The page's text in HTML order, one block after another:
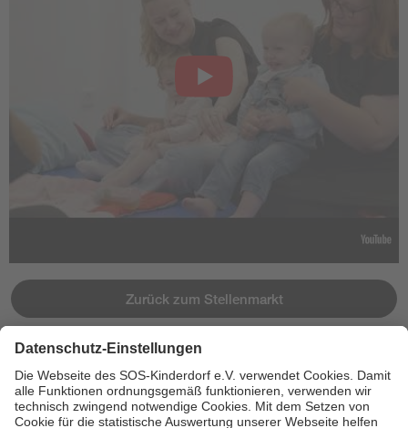
Zurück zum Stellenmarkt
Jetzt bewerben